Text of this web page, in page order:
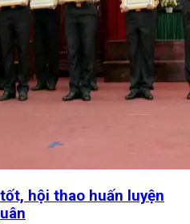
hội thao huấn luyện